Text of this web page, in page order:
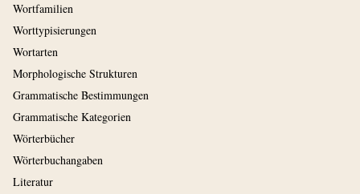
Wortfamilien
Worttypisierungen
Wortarten
Morphologische Strukturen
Grammatische Bestimmungen
Grammatische Kategorien
Wörterbücher
Wörterbuchangaben
Literatur